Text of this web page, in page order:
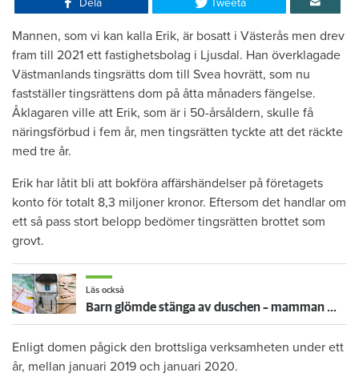
Mannen, som vi kan kalla Erik, är bosatt i Västerås men drev
fram till 2021 ett fastighetsbolag i Ljusdal. Han överklagade
Västmanlands tingsrätts dom till Svea hovrätt, som nu
fastställer tingsrättens dom på åtta månaders fängelse.
Åklagaren ville att Erik, som är i 50-årsåldern, skulle få
näringsförbud i fem år, men tingsrätten tyckte att det räckte
med tre år.
Erik har låtit bli att bokföra affärshändelser på företagets
konto för totalt 8,3 miljoner kronor. Eftersom det handlar om
ett så pass stort belopp bedömer tingsrätten brottet som
grovt.
Läs också
Barn glömde stänga av duschen – mamman måste betala 300 000
Enligt domen pågick den brottsliga verksamheten under ett
år, mellan januari 2019 och januari 2020.